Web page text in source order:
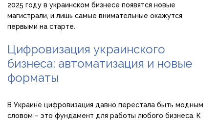
2025 году в украинском бизнесе появятся новые
магистрали, и лишь самые внимательные окажутся
первыми на старте.
Цифровизация украинского
бизнеса: автоматизация и новые
форматы
В Украине цифровизация давно перестала быть модным
словом – это фундамент для работы любого бизнеса. К